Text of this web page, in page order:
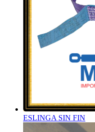
ESLINGA SIN FIN